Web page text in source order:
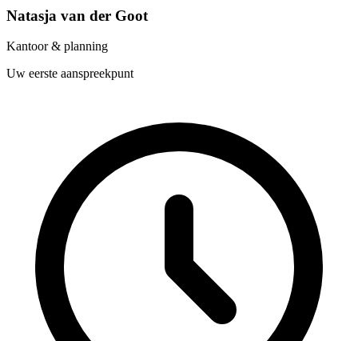
Natasja van der Goot
Kantoor & planning
Uw eerste aanspreekpunt